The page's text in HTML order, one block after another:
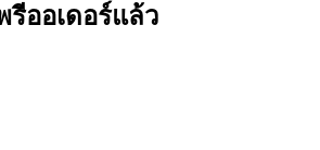
รีออเดอร์แล้ว